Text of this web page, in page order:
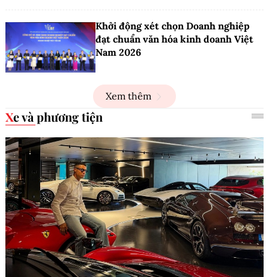
Khởi động xét chọn Doanh nghiệp
đạt chuẩn văn hóa kinh doanh Việt
Nam 2026
Xem thêm
Xe và phương tiện